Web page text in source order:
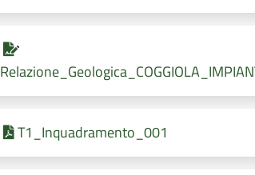
T1_Inquadramento_001